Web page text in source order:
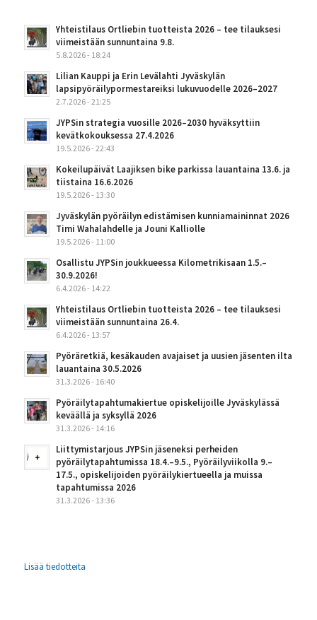
Yhteistilaus Ortliebin tuotteista 2026 – tee tilauksesi
viimeistään sunnuntaina 9.8.
5.8.2026 - 18:24
Lilian Kauppi ja Erin Levälahti Jyväskylän
lapsipyöräilypormestareiksi lukuvuodelle 2026–2027
2.7.2026 - 21:25
JYPSin strategia vuosille 2026–2030 hyväksyttiin
kevätkokouksessa 27.4.2026
19.5.2026 - 22:43
Kokeilupäivät Laajiksen bike parkissa lauantaina 13.6. ja
tiistaina 16.6.2026
19.5.2026 - 13:30
Jyväskylän pyöräilyn edistämisen kunniamaininnat 2026
Timi Wahalahdelle ja Jouni Kalliolle
19.5.2026 - 11:00
Osallistu JYPSin joukkueessa Kilometrikisaan 1.5.–
30.9.2026!
6.4.2026 - 14:22
Yhteistilaus Ortliebin tuotteista 2026 – tee tilauksesi
viimeistään sunnuntaina 26.4.
6.4.2026 - 13:57
Pyöräretkiä, kesäkauden avajaiset ja uusien jäsenten ilta
lauantaina 30.5.2026
31.3.2026 - 16:40
Pyöräilytapahtumakiertue opiskelijoille Jyväskylässä
keväällä ja syksyllä 2026
31.3.2026 - 14:16
Liittymistarjous JYPSin jäseneksi perheiden
pyöräilytapahtumissa 18.4.–9.5., Pyöräilyviikolla 9.–
17.5., opiskelijoiden pyöräilykiertueella ja muissa
tapahtumissa 2026
31.3.2026 - 13:36
Lisää tiedotteita